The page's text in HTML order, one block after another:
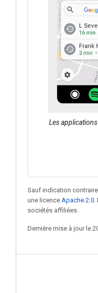
Les
Sauf indication
une licence Apache 2.0
sociétés affiliées.
Dernière mise à jour le